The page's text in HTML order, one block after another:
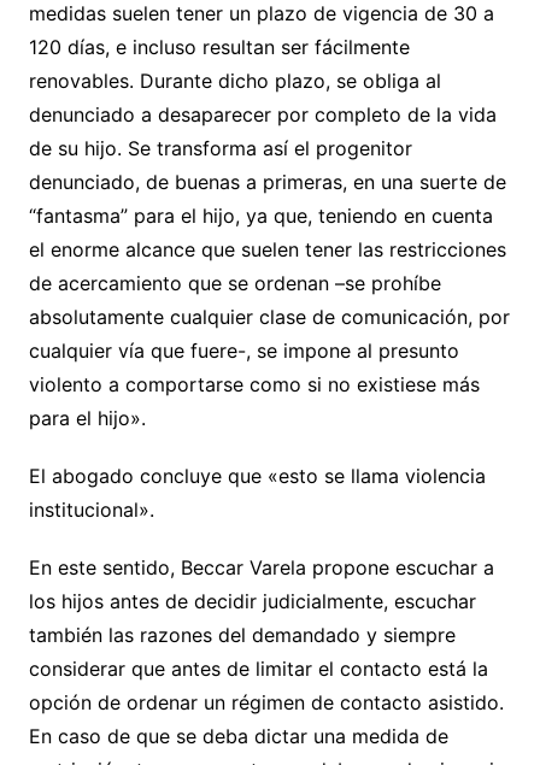
medidas suelen tener un plazo de vigencia de 30 a
120 días, e incluso resultan ser fácilmente
renovables. Durante dicho plazo, se obliga al
denunciado a desaparecer por completo de la vida
de su hijo. Se transforma así el progenitor
denunciado, de buenas a primeras, en una suerte de
“fantasma” para el hijo, ya que, teniendo en cuenta
el enorme alcance que suelen tener las restricciones
de acercamiento que se ordenan –se prohíbe
absolutamente cualquier clase de comunicación, por
cualquier vía que fuere-, se impone al presunto
violento a comportarse como si no existiese más
para el hijo».
El abogado concluye que «esto se llama violencia
institucional».
En este sentido, Beccar Varela propone escuchar a
los hijos antes de decidir judicialmente, escuchar
también las razones del demandado y siempre
considerar que antes de limitar el contacto está la
opción de ordenar un régimen de contacto asistido.
En caso de que se deba dictar una medida de